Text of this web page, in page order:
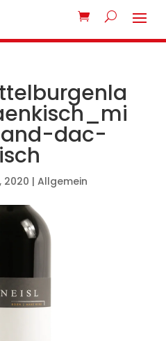
dac-
2020 | Allgemein